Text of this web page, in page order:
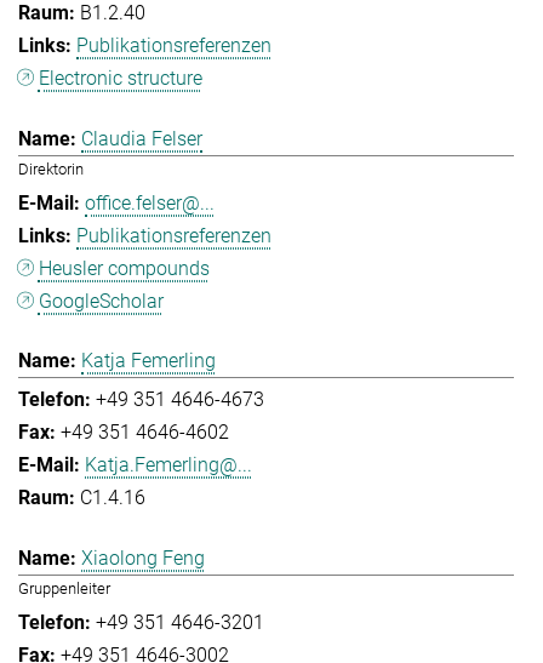
B1.2.40
Publikationsreferenzen
Electronic structure
Claudia Felser
Direktorin
office.felser@...
Publikationsreferenzen
Heusler compounds
GoogleScholar
Katja Femerling
+49 351 4646-4673
+49 351 4646-4602
Katja.Femerling@...
C1.4.16
Xiaolong Feng
Gruppenleiter
+49 351 4646-3201
+49 351 4646-3002